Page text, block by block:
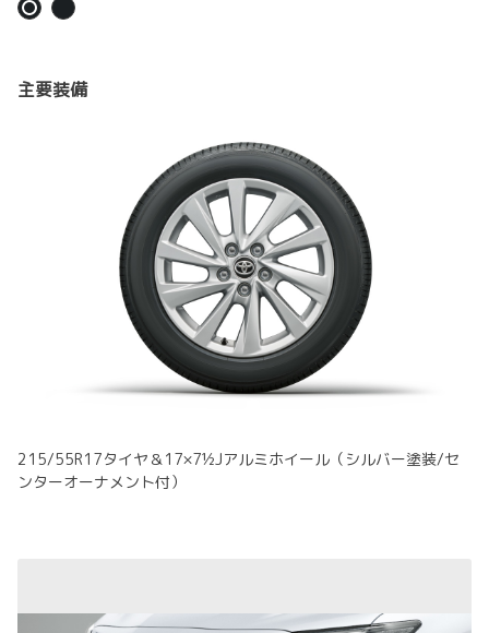
主要装備
215/55R17タイヤ＆17×7½Jアルミホイール（シルバー塗装/セ
ンターオーナメント付）